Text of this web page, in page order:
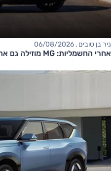
ניר בן טובים , 06/08/2026
אחרי החשמליות: MG מוזילה גם את ההיברידיות